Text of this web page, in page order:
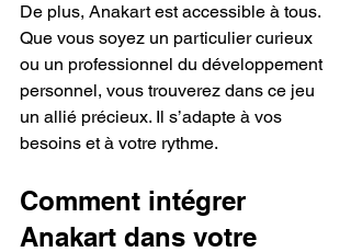
De plus, Anakart est accessible à tous.
Que vous soyez un particulier curieux
ou un professionnel du développement
personnel, vous trouverez dans ce jeu
un allié précieux. Il s’adapte à vos
besoins et à votre rythme.
Comment intégrer
Anakart dans votre